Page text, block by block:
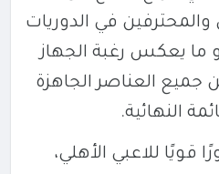
في الدوريات
ما يعكس رغبة الجهاز
جميع العناصر الجاهزة
النهائية.
قويًا للاعبي الأهلي،